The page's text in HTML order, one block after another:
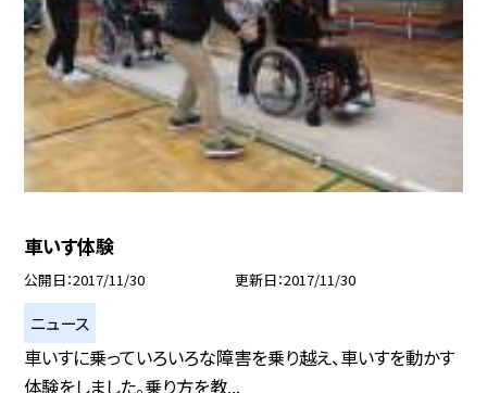
車いす体験
公開日 2017/11/30 更新日 2017/11/30
ニュース
車いすに乗っていろいろな障害を乗り越え、車いすを動かす
体験をしました。乗り方を教...